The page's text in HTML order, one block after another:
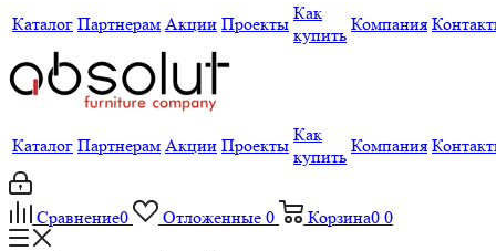
Каталог Партнерам Акции Проекты
Как
купить
Компания
Каталог Партнерам Акции Проекты
Как
купить
Компания
Сравнение0 Отложенные 0 Корзина0 0